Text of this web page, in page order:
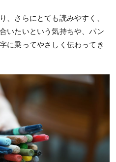
、さらにとても読みやすく、
いたいという気持ちや、パン
に乗ってやさしく伝わってき